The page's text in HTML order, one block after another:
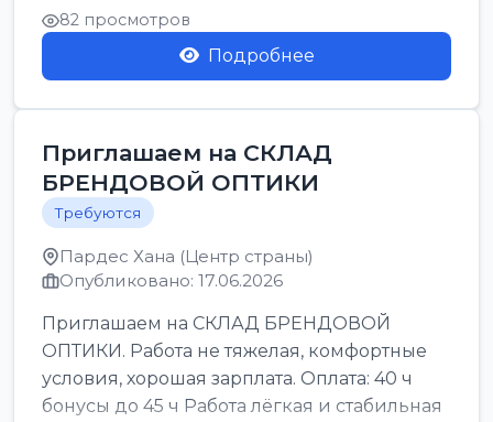
82 просмотров
Подробнее
Приглашаем на СКЛАД
БРЕНДОВОЙ ОПТИКИ
Требуются
Пардес Хана (Центр страны)
Опубликовано: 17.06.2026
Приглашаем на СКЛАД БРЕНДОВОЙ
ОПТИКИ. Работа не тяжелая, комфортные
условия, хорошая зарплата. Оплата: 40 ч
бонусы до 45 ч Работа лёгкая и стабильная